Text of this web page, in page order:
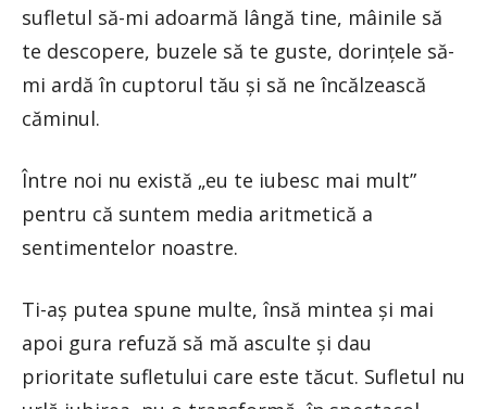
sufletul să-mi adoarmă lângă tine, mâinile să
te descopere, buzele să te guste, dorințele să-
mi ardă în cuptorul tău și să ne încălzească
căminul.
Între noi nu există „eu te iubesc mai mult”
pentru că suntem media aritmetică a
sentimentelor noastre.
Ti-aş putea spune multe, însă mintea și mai
apoi gura refuză să mă asculte și dau
prioritate sufletului care este tăcut. Sufletul nu